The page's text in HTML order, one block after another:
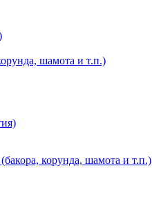
шамота и т.п.)
корунда, шамота и т.п.)